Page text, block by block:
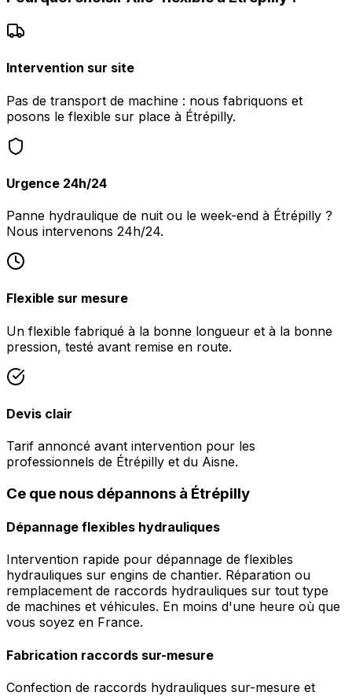
Intervention sur site
Pas de transport de machine : nous fabriquons et
posons le flexible sur place à Étrépilly.
Urgence 24h/24
Panne hydraulique de nuit ou le week-end à Étrépilly ?
Nous intervenons 24h/24.
Flexible sur mesure
Un flexible fabriqué à la bonne longueur et à la bonne
pression, testé avant remise en route.
Devis clair
Tarif annoncé avant intervention pour les
professionnels de Étrépilly et du Aisne.
Ce que nous dépannons à Étrépilly
Dépannage flexibles hydrauliques
Intervention rapide pour dépannage de flexibles
hydrauliques sur engins de chantier. Réparation ou
remplacement de raccords hydrauliques sur tout type
de machines et véhicules. En moins d'une heure où que
vous soyez en France.
Fabrication raccords sur-mesure
Confection de raccords hydrauliques sur-mesure et